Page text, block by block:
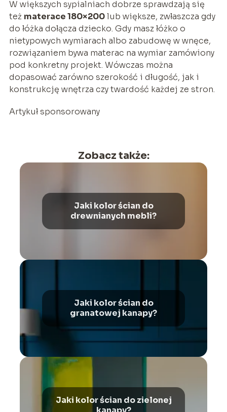
W większych sypialniach dobrze sprawdzają się
też materace 180×200lub większe, zwłaszcza gdy
do łóżka dołącza dziecko. Gdy masz łóżko o
nietypowych wymiarach albo zabudowę w wnęce,
rozwiązaniem bywa materac na wymiar zamówiony
pod konkretny projekt. Wówczas można
dopasować zarówno szerokość i długość, jak i
konstrukcję wnętrza czy twardość każdej ze stron.
Artykuł sponsorowany
Zobacz także:
Jaki kolor ścian do
drewnianych mebli?
Jaki kolor ścian do
granatowej kanapy?
Jaki kolor ścian do zielonej